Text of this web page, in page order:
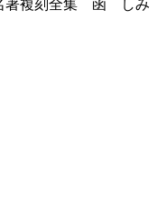
著複刻全集 函 しみ